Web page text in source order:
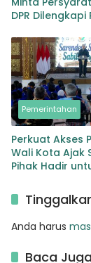
DPR Dilengkapi
Pemerintahan
Perkuat Akses
Wali Kota Ajak
Pihak Hadir
Anda harus
Baca Juga